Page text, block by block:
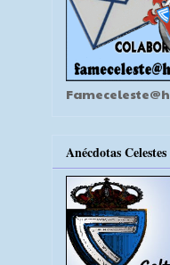
Anécdotas Celestes